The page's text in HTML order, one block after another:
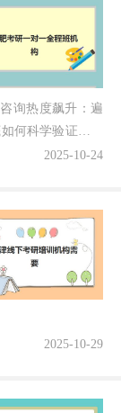
询热度飙升：遍
何科学验证？天
如何...2025-10-24
2025-10-29